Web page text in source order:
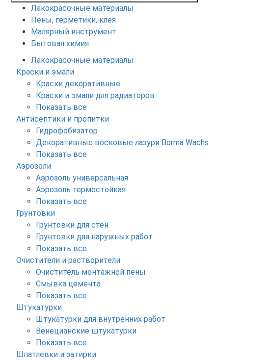
Лакокрасочные материалы
Пены, герметики, клея
Малярный инструмент
Бытовая химия
Лакокрасочные материалы
Краски и эмали
Краски декоративные
Краски и эмали для радиаторов
Показать все
Антисептики и пропитки
Гидрофобизатор
Декоративные восковые лазури Borma Wachs
Показать все
Аэрозоли
Аэрозоль универсальная
Аэрозоль термостойкая
Показать все
Грунтовки
Грунтовки для стен
Грунтовки для наружных работ
Показать все
Очистители и растворители
Очиститель монтажной пены
Смывка цемента
Показать все
Штукатурки
Штукатурки для внутренних работ
Венецианские штукатурки
Показать все
Шпатлевки и затирки